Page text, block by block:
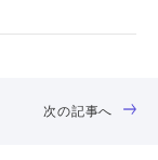
次の記事へ